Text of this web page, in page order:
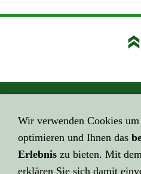
Impressum
HIER GEHT ES ZUR ...
Wir verwenden Cookies
optimieren und Ihnen das
Erlebnis zu bieten. Mit
erklären Sie sich damit